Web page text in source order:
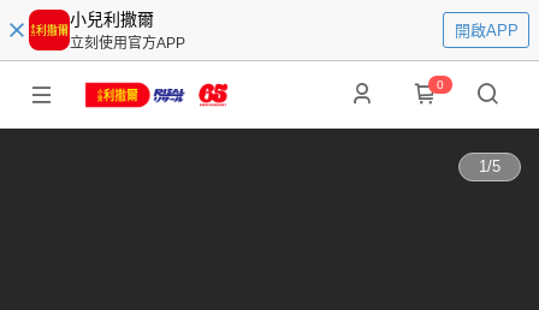
小兒利撒爾
立刻使用官方APP
開啟APP
0
1/5